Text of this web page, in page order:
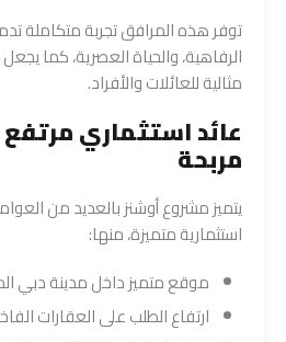
توفر هذه المرافق تجربة متكاملة
الرفاهية، والحياة العصرية، كما
مثالية للعائلات والأفراد.
عائد استثماري
مربحة
يتميز مشروع أوشنز بالعديد من
استثمارية متميزة، منها:
موقع متميز داخل مدينة دبي
ارتفاع الطلب على العقارات